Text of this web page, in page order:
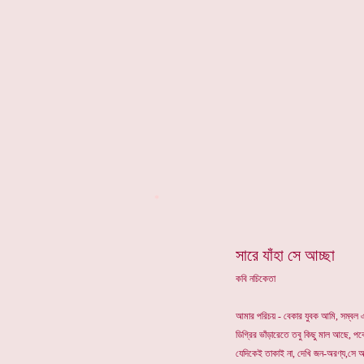
সারে যাঁহা সে আচ্ছা
কবি নচিকেতা
আমার পরিচয় - বেকার যুবক আমি, সম্বল
ডিগ্রির ভাঁড়ারেতে তবু কিছু মাল আছে,
যেদিকেই তাকাই না, দেখি জন-অরণ্য,সে